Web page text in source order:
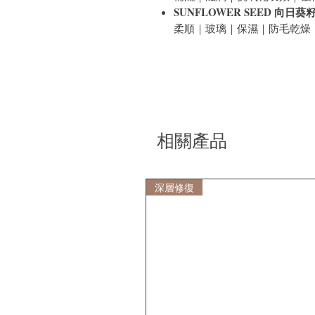
SUNFLOWER SEED 向日葵
柔順｜玻璃｜保濕｜防毛乾燥
相關產品
深層修復